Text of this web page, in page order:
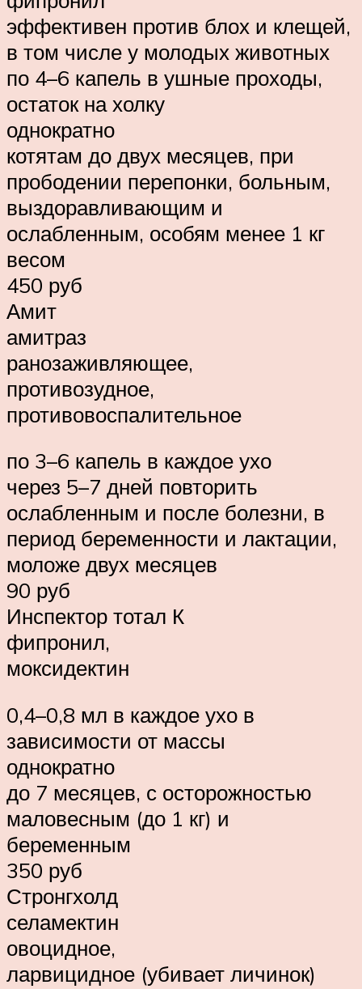
эффективен против блох и клещей,
в том числе у молодых животных
по 4–6 капель в ушные проходы,
остаток на холку
однократно
котятам до двух месяцев, при
прободении перепонки, больным,
выздоравливающим и
ослабленным, особям менее 1 кг
весом
450 руб
Амит
амитраз
ранозаживляющее,
противозудное,
противовоспалительное
по 3–6 капель в каждое ухо
через 5–7 дней повторить
ослабленным и после болезни, в
период беременности и лактации,
моложе двух месяцев
90 руб
Инспектор тотал К
фипронил,
моксидектин
0,4–0,8 мл в каждое ухо в
зависимости от массы
однократно
до 7 месяцев, с осторожностью
маловесным (до 1 кг) и
беременным
350 руб
Стронгхолд
селамектин
овоцидное,
ларвицидное (убивает личинок)